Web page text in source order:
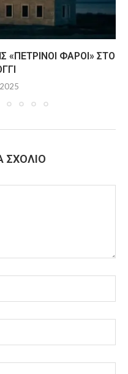
«ΠΈΤΡΙΝΟΙ ΦΆΡΟΙ» ΣΤΟ
2025
ΣΧΌΛΙΟ